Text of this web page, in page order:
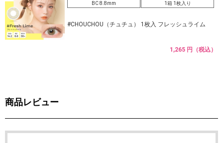
BC 8.8mm
1箱 1枚入り
#CHOUCHOU（チュチュ） 1枚入 フレッシュライム
1,265 円（税込）
商品レビュー